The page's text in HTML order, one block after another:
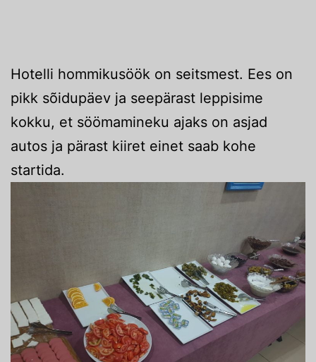
Hotelli hommikusöök on seitsmest. Ees on
pikk sõidupäev ja seepärast leppisime
kokku, et söömamineku ajaks on asjad
autos ja pärast kiiret einet saab kohe
startida.